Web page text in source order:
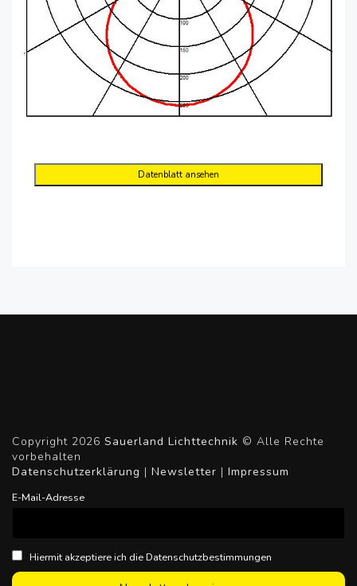
Datenblatt ansehen
Copyright 2026 Sauerland Lichttechnik © Alle Rechte
vorbehalten
Datenschutzerklärung | Newsletter | Impressum
E-Mail-Adresse
Hiermit akzeptiere ich die Datenschutzbestimmungen